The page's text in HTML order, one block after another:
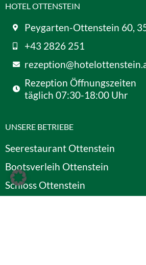
HOTEL OTTENSTEIN
Peygarten-Ottenstein 60,
+43 2826 251
Rezeption Öffnungszeiten
täglich 07:30-18:00 Uhr
UNSERE BETRIEBE
Seerestaurant Ottenstein
Bootsverleih Ottenstein
Schloss Ottenstein